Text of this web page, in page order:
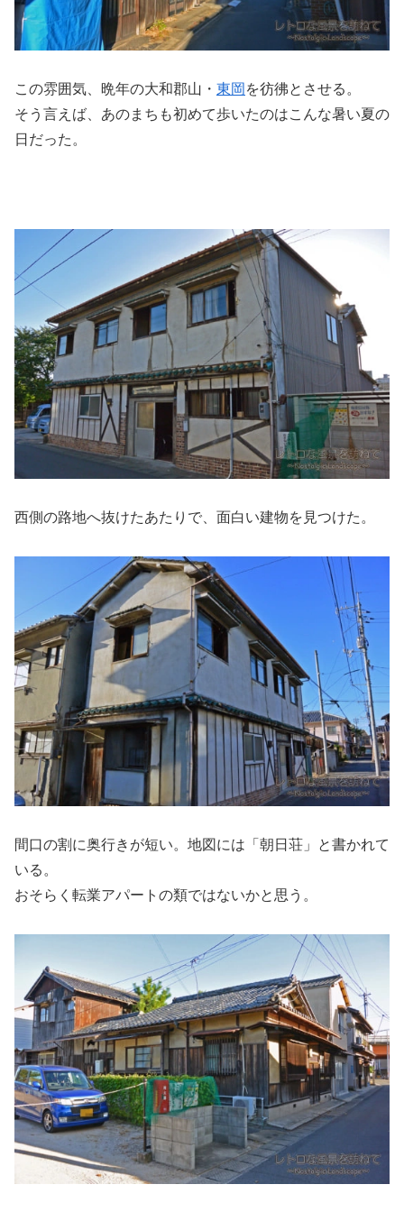
この雰囲気、晩年の大和郡山・ 東岡 を彷彿とさせる。
そう言えば、あのまちも初めて歩いたのはこんな暑い夏の
日だった。
西側の路地へ抜けたあたりで、面白い建物を見つけた。
間口の割に奥行きが短い。地図には「朝日荘」と書かれて
いる。
おそらく転業アパートの類ではないかと思う。